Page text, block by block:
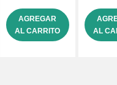
AGREGAR
AL CARRITO
AL